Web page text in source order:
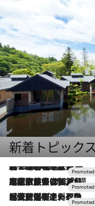
新着トピック
2026.8.7
【トンボの足水浴】ヒノキの香りに包まれて涼感マックス！約13℃の湧水かけ流しを避暑地「星野温泉 トンボの湯」で体験
2026.7.31
【ホテル帰省】という選択肢をOMOが提案。家族とほどよい距離を保つには「昼は実家、夜は気兼ねなくホテルで！」
2026.7.24
【夏限定ディナーコース】旬を迎える稚鮎や花ズッキーニなどをイタリア・トスカーナの郷土料理の手法で満喫！